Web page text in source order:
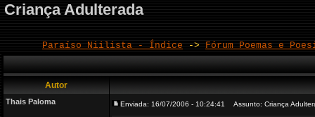
Criança Adulterada
Paraíso Niilista - Índice -> Fórum Poemas e
Autor
Thais Paloma Enviada: 16/07/2006 - 10:24:41 Assunto: Criança